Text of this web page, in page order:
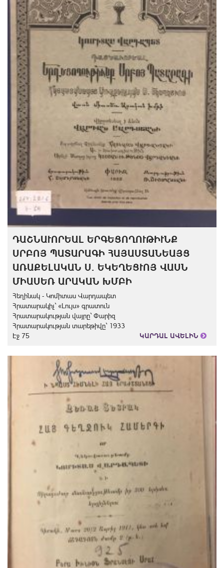
ԴԱՇՆԱՒՈՐԵԱԼ ԵՐԳԵՑՈՂՈՒԹԻՒՆՔ
ՍՐԲՈՅ ՊԱՏԱՐԱԳԻ ՀԱՅԱՍՏԱՆԵԱՅՑ
ԱՌԱՔԵԼԱԿԱՆ Ս. ԵԿԵՂԵՑՒՈՅ ՎԱՍՆ
ՄԻԱՍԵՌ ԱՐԱԿԱՆ ԽՄԲԻ
Հեղինակ - Կոմիտաս Վարդապետ
Հրատարակիչ` «Լույս» գրատուն
Հրատարակության վայրը` Փարիզ
Հրատարակության տարեթիվը` 1933
Էջ 75
ԿԱՐԴԱԼ ԱՎԵԼԻՆ